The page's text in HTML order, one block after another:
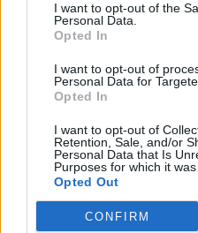
I want to opt-out of the
Personal Data.
Opted In
I want to opt-out of
Personal Data for
Opted In
I want to opt-out of
Retention, Sale, and/or
Personal Data that Is
Purposes for which it was
Opted Out
CONFIRM
Χαλκιδική: Στο
που τραυματίστηκε σε
ΒΟΑΚ: Κλείνει την Τρίτη
γίνεται η κυκλοφορία
Γιατί να βάλετε φύλλα
που κερδίζει όλο και